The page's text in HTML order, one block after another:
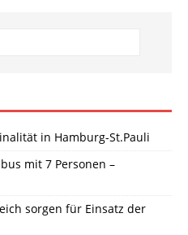
in Hamburg-St.Pauli
mit 7 Personen –
sorgen für Einsatz der